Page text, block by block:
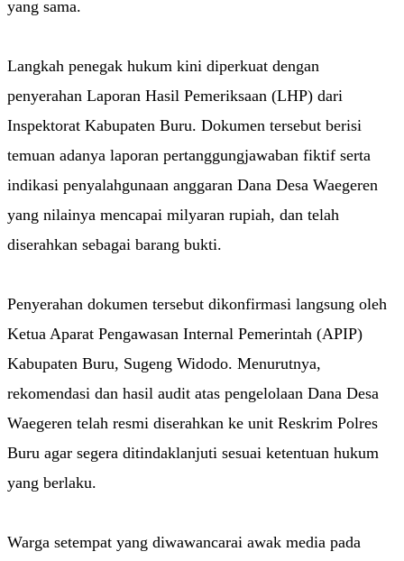
yang sama.
Langkah penegak hukum kini diperkuat dengan
penyerahan Laporan Hasil Pemeriksaan (LHP) dari
Inspektorat Kabupaten Buru. Dokumen tersebut berisi
temuan adanya laporan pertanggungjawaban fiktif serta
indikasi penyalahgunaan anggaran Dana Desa Waegeren
yang nilainya mencapai milyaran rupiah, dan telah
diserahkan sebagai barang bukti.
Penyerahan dokumen tersebut dikonfirmasi langsung oleh
Ketua Aparat Pengawasan Internal Pemerintah (APIP)
Kabupaten Buru, Sugeng Widodo. Menurutnya,
rekomendasi dan hasil audit atas pengelolaan Dana Desa
Waegeren telah resmi diserahkan ke unit Reskrim Polres
Buru agar segera ditindaklanjuti sesuai ketentuan hukum
yang berlaku.
Warga setempat yang diwawancarai awak media pada